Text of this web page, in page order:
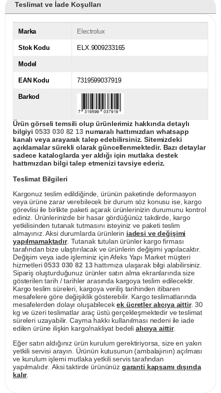
Teslimat ve İade Koşulları
Marka Electrolux
Stok Kodu ELX.9009233165
Model
EAN Kodu 7319599037919
Barkod
Ürün görseli temsili olup ürünlerimiz hakkında detaylı
bilgiyi 0533 030 82 13numaralı hattımızdan whatsapp
kanalı veya arayarak talep edebilirsiniz. Sitemizdeki
açıklamalar sürekli olarak güncellenmektedir. Bazı detaylar
sadece kataloglarda yer aldığı için mutlaka destek
hattımızdan bilgi talep etmenizi tavsiye ederiz.
Teslimat Bilgileri
Kargonuz teslim edildiğinde, ürünün paketinde deformasyon
veya ürüne zarar verebilecek bir durum söz konusu ise, kargo
görevlisi ile birlikte paketi açarak ürünlerinizin durumunu kontrol
ediniz. Ürünlerinizde bir hasar gördüğünüz takdirde, kargo
yetkilisinden tutanak tutmasını isteyiniz ve paketi teslim
almayınız. Aksi durumlarda ürünlerin iadesi ve değişimi
yapılmamaktadır. Tutanak tutulan ürünler kargo firması
tarafından bize ulaştırılacak ve ürünlerin değişimi yapılacaktır.
Değişim veya iade işleminiz için Afeks Yapı Market müşteri
hizmetleri0533 030 82 13hattımıza ulaşarak bilgi alabilirsiniz.
Sipariş oluşturduğunuz ürünler satın alma ekranlarında size
gösterilen tarih / tarihler arasında kargoya teslim edilecektir.
Kargo teslim süreleri, kargoya veriliş tarihinden itibaren
mesafelere göre değişiklik gösterebilir. Kargo teslimatlarında
mesafelerden dolayı oluşabilecekek ücretler alıcıya aittir. 30
kg ve üzeri teslimatlar araç üstü gerçekleşmektedir ve teslimat
süreleri uzayabilir. Cayma hakkı kullanılması nedeni ile iade
edilen ürüne ilişkin kargo/nakliyat bedeli alıcıya aittir.
Eğer satın aldığınız ürün kurulum gerektiriyorsa, size en yakın
yetkili servisi arayın. Ürünün kutusunun (ambalajının) açılması
ve kurulum işlemi mutlaka yetkili servis tarafından
yapılmalıdır. Aksi taktirde ürününüz garanti kapsamı dışında
kalır.